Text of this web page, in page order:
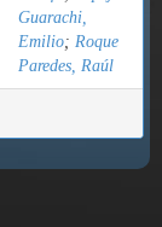
Guarachi,
Emilio; Roque
Paredes, Raúl